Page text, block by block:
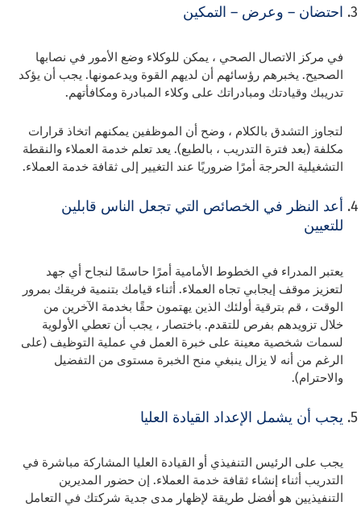
احتضان – وعرض – التمكين
في مركز الاتصال الصحي ، يمكن للوكلاء وضع الأمور في نصابها
الصحيح. يخبرهم رؤسائهم أن لديهم القوة ويدعمونها. يجب أن يؤكد
تدريبك وقيادتك ومبادراتك على وكلاء المبادرة ومكافأتهم.
لتجاوز التشدق بالكلام ، وضح أن الموظفين يمكنهم اتخاذ قرارات
مكلفة (بعد فترة التدريب ، بالطبع). يعد تعلم خدمة العملاء والنقطة
التشغيلية الحرجة أمرًا ضروريًا عند التغيير إلى ثقافة خدمة العملاء.
أعد النظر في الخصائص التي تجعل الناس قابلين
للتعيين
يعتبر المدراء في الخطوط الأمامية أمرًا حاسمًا لنجاح أي جهد
لتعزيز موقف إيجابي تجاه العملاء. أثناء قيامك بتنمية فريقك بمرور
الوقت ، قم بترقية أولئك الذين يهتمون حقًا بخدمة الآخرين من
خلال تزويدهم بفرص للتقدم. باختصار ، يجب أن تعطي الأولوية
لسمات شخصية معينة على خبرة العمل في عملية التوظيف (على
الرغم من أنه لا يزال ينبغي منح الخبرة مستوى من التفضيل
والاحترام).
يجب أن يشمل الإعداد القيادة العليا
يجب على الرئيس التنفيذي أو القيادة العليا المشاركة مباشرة في
التدريب أثناء إنشاء ثقافة خدمة العملاء. إن حضور المديرين
التنفيذيين هو أفضل طريقة لإظهار مدى جدية شركتك في التعامل